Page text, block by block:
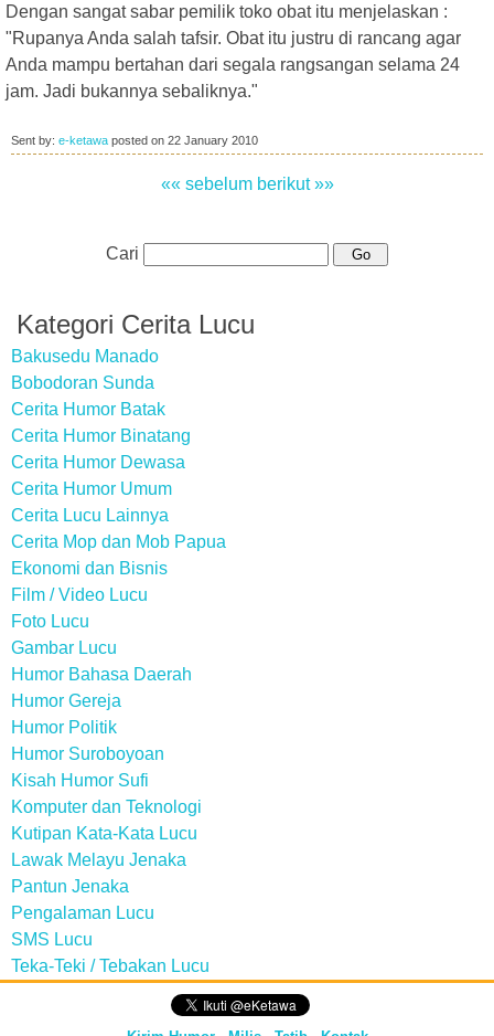
Dengan sangat sabar pemilik toko obat itu menjelaskan :
"Rupanya Anda salah tafsir. Obat itu justru di rancang agar
Anda mampu bertahan dari segala rangsangan selama 24
jam. Jadi bukannya sebaliknya."
Sent by: e-ketawa posted on 22 January 2010
«« sebelum berikut »»
Cari
Kategori Cerita Lucu
Bakusedu Manado
Bobodoran Sunda
Cerita Humor Batak
Cerita Humor Binatang
Cerita Humor Dewasa
Cerita Humor Umum
Cerita Lucu Lainnya
Cerita Mop dan Mob Papua
Ekonomi dan Bisnis
Film / Video Lucu
Foto Lucu
Gambar Lucu
Humor Bahasa Daerah
Humor Gereja
Humor Politik
Humor Suroboyoan
Kisah Humor Sufi
Komputer dan Teknologi
Kutipan Kata-Kata Lucu
Lawak Melayu Jenaka
Pantun Jenaka
Pengalaman Lucu
SMS Lucu
Teka-Teki / Tebakan Lucu